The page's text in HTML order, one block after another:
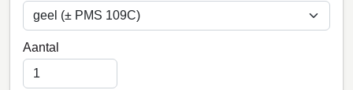
Aantal